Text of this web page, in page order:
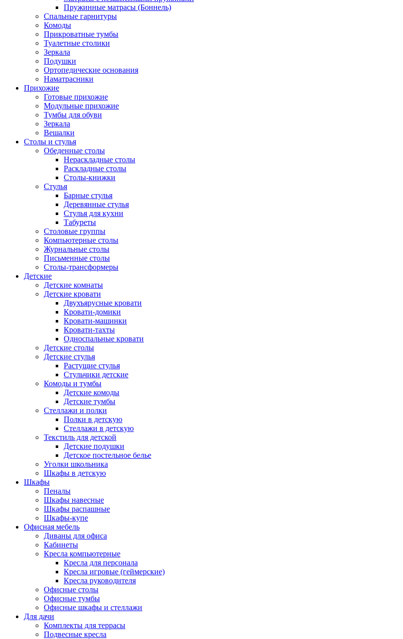
Пружинные матрасы (Боннель)
Спальные гарнитуры
Комоды
Прикроватные тумбы
Туалетные столики
Зеркала
Подушки
Ортопедические основания
Наматрасники
Прихожие
Готовые прихожие
Модульные прихожие
Тумбы для обуви
Зеркала
Вешалки
Столы и стулья
Обеденные столы
Нераскладные столы
Раскладные столы
Столы-книжки
Стулья
Барные стулья
Деревянные стулья
Стулья для кухни
Табуреты
Столовые группы
Компьютерные столы
Журнальные столы
Письменные столы
Столы-трансформеры
Детские
Детские комнаты
Детские кровати
Двухъярусные кровати
Кровати-домики
Кровати-машинки
Кровати-тахты
Односпальные кровати
Детские столы
Детские стулья
Растущие стулья
Стульчики детские
Комоды и тумбы
Детские комоды
Детские тумбы
Стеллажи и полки
Полки в детскую
Стеллажи в детскую
Текстиль для детской
Детские подушки
Детское постельное белье
Уголки школьника
Шкафы в детскую
Шкафы
Пеналы
Шкафы навесные
Шкафы распашные
Шкафы-купе
Офисная мебель
Диваны для офиса
Кабинеты
Кресла компьютерные
Кресла для персонала
Кресла игровые (геймерские)
Кресла руководителя
Офисные столы
Офисные тумбы
Офисные шкафы и стеллажи
Для дачи
Комплекты для террасы
Подвесные кресла